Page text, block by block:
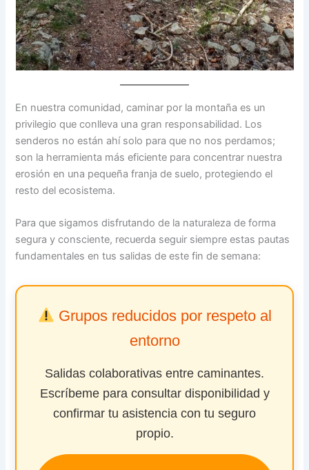
En nuestra comunidad, caminar por la montaña es un
privilegio que conlleva una gran responsabilidad. Los
senderos no están ahí solo para que no nos perdamos;
son la herramienta más eficiente para concentrar nuestra
erosión en una pequeña franja de suelo, protegiendo el
resto del ecosistema.
Para que sigamos disfrutando de la naturaleza de forma
segura y consciente, recuerda seguir siempre estas pautas
fundamentales en tus salidas de este fin de semana:
Grupos reducidos por respeto al
entorno
Salidas colaborativas entre caminantes.
Escríbeme para consultar disponibilidad y
confirmar tu asistencia con tu seguro
propio.